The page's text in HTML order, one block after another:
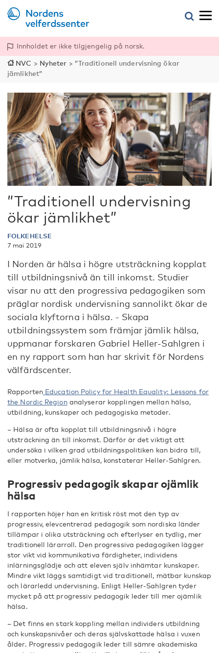
Innholdet er ikke tilgjengelig på norsk.
NVC > Nyheter > ”Traditionell undervisning ökar
jämlikhet”
”Traditionell undervisning
ökar jämlikhet”
FOLKEHELSE
7 mai 2019
I Norden är hälsa i högre utsträckning kopplat
till utbildningsnivå än till inkomst. Studier
visar nu att den progressiva pedagogiken som
präglar nordisk undervisning sannolikt ökar de
sociala klyftorna i hälsa. - Skapa
utbildningssystem som främjar jämlik hälsa,
uppmanar forskaren Gabriel Heller-Sahlgren i
en ny rapport som han har skrivit för Nordens
välfärdscenter.
RapportenEducation Policy for Health Equality: Lessons for
the Nordic Regionanalyserar kopplingen mellan hälsa,
utbildning, kunskaper och pedagogiska metoder.
– Hälsa är ofta kopplat till utbildningsnivå i högre
utsträckning än till inkomst. Därför är det viktigt att
undersöka i vilken grad utbildningspolitiken kan bidra till,
eller motverka, jämlik hälsa, konstaterar Heller-Sahlgren.
Progressiv pedagogik skapar ojämlik
hälsa
I rapporten höjer han en kritisk röst mot den typ av
progressiv, elevcentrerad pedagogik som nordiska länder
tillämpar i olika utsträckning och efterlyser en tydlig, mer
traditionell lärarroll. Den progressiva pedagogiken lägger
stor vikt vid kommunikativa färdigheter, individens
inlärningsglädje och att eleven själv inhämtar kunskaper.
Mindre vikt läggs samtidigt vid traditionell, mätbar kunskap
och lärarledd undervisning. Enligt Heller-Sahlgren tyder
mycket på att progressiv pedagogik leder till mer ojämlik
hälsa.
– Det finns en stark koppling mellan individers utbildning
och kunskapsnivåer och deras självskattade hälsa i vuxen
ålder. Progressiv pedagogik leder till sämre akademiska